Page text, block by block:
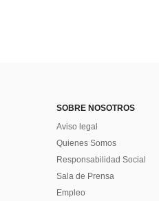
SOBRE NOSOTROS
Aviso legal
Quienes Somos
Responsabilidad Social
Sala de Prensa
Empleo